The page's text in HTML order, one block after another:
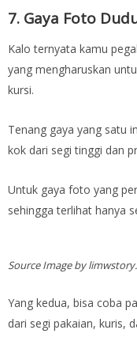
7. Gaya Foto
Kalo ternyata kamu
yang mengharuskan
kursi.
Tenang gaya yang satu
kok dari segi tinggi dan
Untuk gaya foto yang
sehingga terlihat hanya
Source Image by
Yang kedua, bisa coba
dari segi pakaian, kuris,